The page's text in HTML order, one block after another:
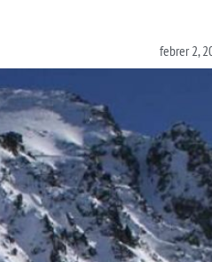
febrer 2,